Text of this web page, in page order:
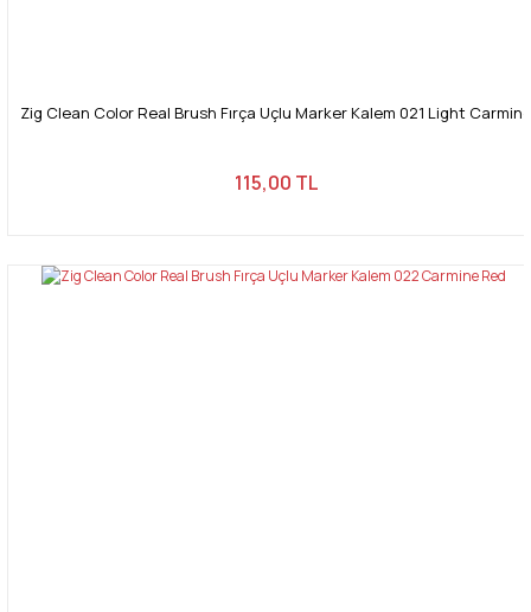
Zig Clean Color Real Brush Fırça Uçlu Marker Kalem 021 Light Carmine
115,00 TL